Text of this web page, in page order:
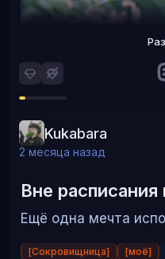
Kukabara
2 месяца назад
Вне расписания
Ещё одна мечта
[Сокровищница] [моё]